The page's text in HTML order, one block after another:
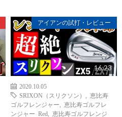
アイアンの試打・レビュー
16:23
2020.10.05
SRIXON（スリクソン）
恵比寿
ゴルフレンジャー
恵比寿ゴルフレ
ンジャー Red
恵比寿ゴルフレンジ